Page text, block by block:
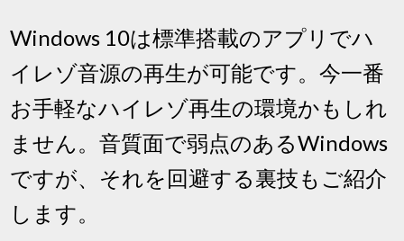
Windows 10は標準搭載のアプリでハ
イレゾ音源の再生が可能です。今一番
お手軽なハイレゾ再生の環境かもしれ
ません。音質面で弱点のあるWindows
ですが、それを回避する裏技もご紹介
します。